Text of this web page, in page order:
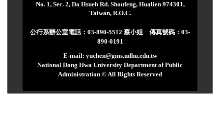
No. 1, Sec. 2, Da Hsueh Rd. Shoufeng, Hualien 974301,
Taiwan, R.O.C.
公行系辦公室電話：03-890-5512 蔡小姐 傳真號碼：03-
890-0191
E-mail: yuchen@gms.ndhu.edu.tw
National Dong Hwa University Department of Public
Administration © All Rights Reserved